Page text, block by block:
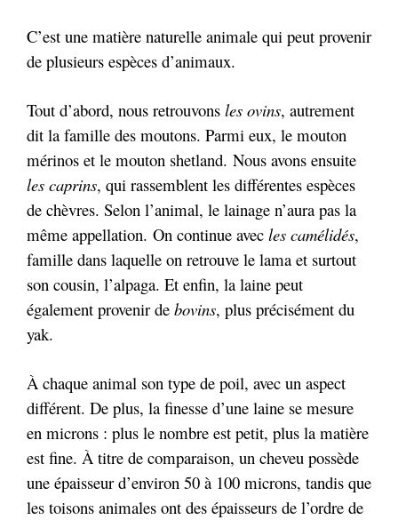
C’est une matière naturelle animale qui peut provenir
de plusieurs espèces d’animaux.
Tout d’abord, nous retrouvons les ovins, autrement
dit la famille des moutons. Parmi eux, le mouton
mérinos et le mouton shetland. Nous avons ensuite
les caprins, qui rassemblent les différentes espèces
de chèvres. Selon l’animal, le lainage n’aura pas la
même appellation. On continue avec les camélidés,
famille dans laquelle on retrouve le lama et surtout
son cousin, l’alpaga. Et enfin, la laine peut
également provenir de bovins, plus précisément du
yak.
À chaque animal son type de poil, avec un aspect
différent. De plus, la finesse d’une laine se mesure
en microns : plus le nombre est petit, plus la matière
est fine. À titre de comparaison, un cheveu possède
une épaisseur d’environ 50 à 100 microns, tandis que
les toisons animales ont des épaisseurs de l’ordre de